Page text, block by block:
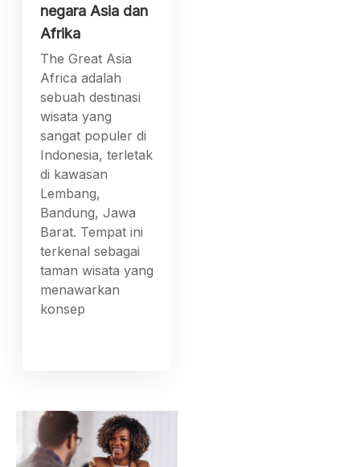
negara Asia dan
Afrika
The Great Asia
Africa adalah
sebuah destinasi
wisata yang
sangat populer di
Indonesia, terletak
di kawasan
Lembang,
Bandung, Jawa
Barat. Tempat ini
terkenal sebagai
taman wisata yang
menawarkan
konsep